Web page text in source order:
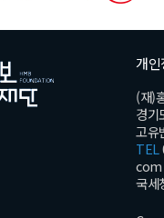
개인
(재)
경기
고유
TEL
com
국세